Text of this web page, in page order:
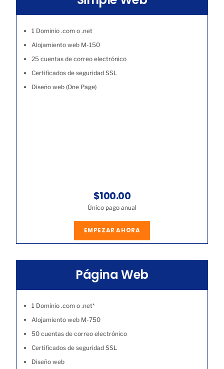
1 Dominio .com o .net
Alojamiento web M-150
25 cuentas de correo electrónico
Certificados de seguridad SSL
Diseño web (One Page)
$100.00
Único pago anual
EMPEZAR AHORA
Página Web
1 Dominio .com o .net*
Alojamiento web M-750
50 cuentas de correo electrónico
Certificados de seguridad SSL
Diseño web